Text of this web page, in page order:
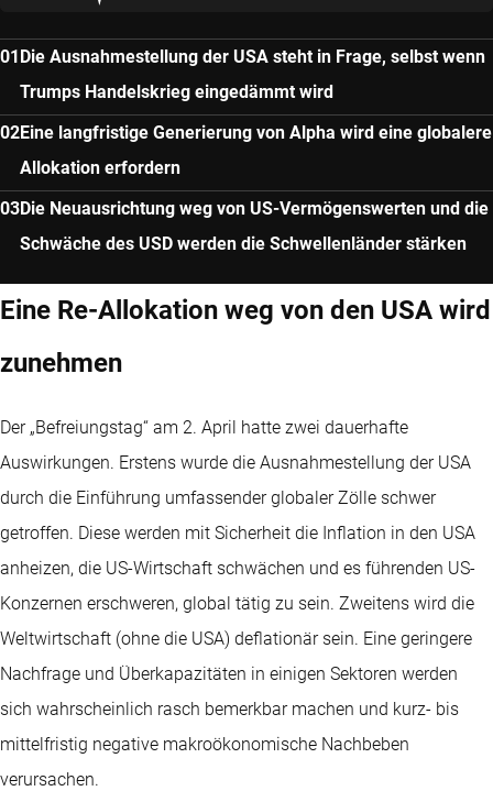
Die Ausnahmestellung der USA steht in Frage, selbst wenn
Trumps Handelskrieg eingedämmt wird
Eine langfristige Generierung von Alpha wird eine globalere
Allokation erfordern
Die Neuausrichtung weg von US-Vermögenswerten und die
Schwäche des USD werden die Schwellenländer stärken
Eine Re-Allokation weg von den USA wird
zunehmen
Der „Befreiungstag“ am 2. April hatte zwei dauerhafte
Auswirkungen. Erstens wurde die Ausnahmestellung der USA
durch die Einführung umfassender globaler Zölle schwer
getroffen. Diese werden mit Sicherheit die Inflation in den USA
anheizen, die US-Wirtschaft schwächen und es führenden US-
Konzernen erschweren, global tätig zu sein. Zweitens wird die
Weltwirtschaft (ohne die USA) deflationär sein. Eine geringere
Nachfrage und Überkapazitäten in einigen Sektoren werden
sich wahrscheinlich rasch bemerkbar machen und kurz- bis
mittelfristig negative makroökonomische Nachbeben
verursachen.